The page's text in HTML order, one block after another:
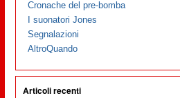
Cronache del pre-bomba
I suonatori Jones
Segnalazioni
AltroQuando
Articoli recenti